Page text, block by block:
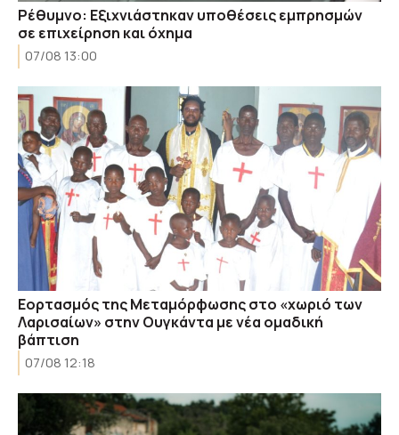
Ρέθυμνο: Εξιχνιάστηκαν υποθέσεις εμπρησμών
σε επιχείρηση και όχημα
07/08 13:00
Εορτασμός της Μεταμόρφωσης στο «χωριό των
Λαρισαίων» στην Ουγκάντα με νέα ομαδική
βάπτιση
07/08 12:18